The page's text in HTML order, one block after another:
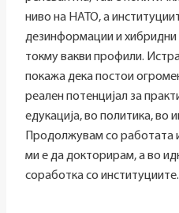
ниво на НАТО, а
дезинформации и хибридни
токму вакви профили.
покажа дека постои
реален потенцијал за
едукација, во политика, во
Продолжувам со работата
ми е да докторирам, а во
соработка со институциите.